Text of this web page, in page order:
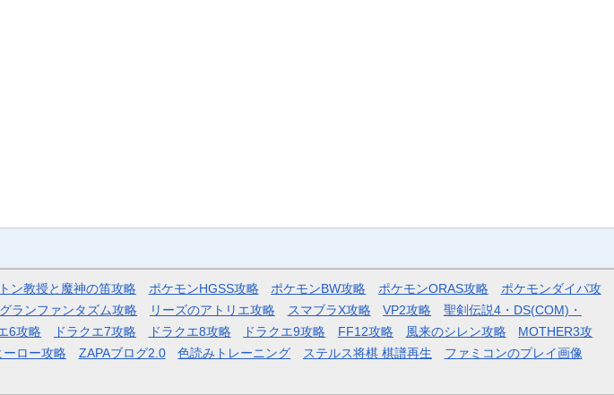
ン教授と魔神の笛攻略 ポケモンHGSS攻略 ポケモンBW攻略 ポケモンORAS攻略
ポケモンダイパ攻
グランファンタズム攻略 リーズのアトリエ攻略 スマブラX攻略 VP2攻略
聖剣伝説4・DS(COM)・
6攻略 ドラクエ7攻略 ドラクエ8攻略 ドラクエ9攻略 FF12攻略 風来のシレン攻略
MOTHER3攻
ーロー攻略 ZAPAブログ2.0 色読みトレーニング ステルス将棋 棋譜再生
ファミコンのプレイ画像